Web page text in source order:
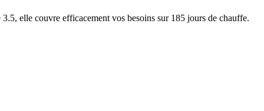
elle couvre efficacement vos besoins sur 185 jours de chauffe.